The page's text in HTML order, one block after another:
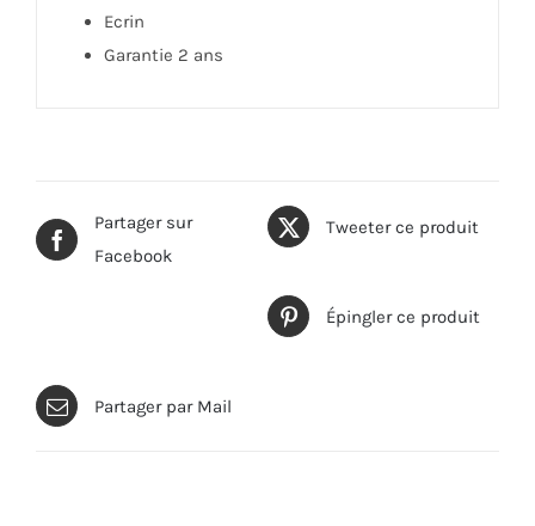
Ecrin
Garantie 2 ans
Partager sur
Facebook
Tweeter ce produit
Épingler ce produit
Partager par Mail